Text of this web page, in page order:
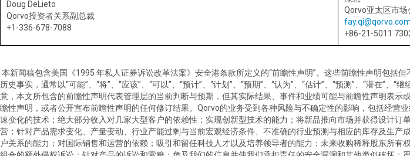
Doug DeLieto
Qorvo投资者关系副总裁
+1-336-678-7088
Qorvo亚太区市场
fay.qi@qorvo.com
+86-21-5011
本新闻稿包含美国《1995 年私人证券诉讼改革法案》安全港条款所定义的“前瞻性声明”。这些前瞻性声明包括
历史事实，通常以“可能” “将” “应该” “可以” “预计” “计划” “预期” “认为” “估计” “预测” “潜在” “继
意，本文所包含的前瞻性声明代表管理层的当前判断与预期，但其实际结果、事件和业绩可能与前瞻性声明表
瞻性声明，或者公开宣布前瞻性声明的任何修订结果。 Qorvo的业务受到各种风险与不确定性的影响，包括经营
速变化的技术；绝大部分收入对几家大型客户的依赖性；实现创新型技术的能力；将新品推向市场并获得设计
营；针对产品需求变化、产量变动、行业产能过剩与当前宏观经济条件、不准确的行业预测与相应的库存及生
户关系的能力；对国际销售和运营的依赖；吸引和留任科技人才以及培养领导者的能力；未来收购稀释股东所